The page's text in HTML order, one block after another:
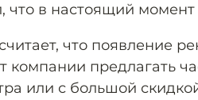
что в настоящий
что появление
компании предлагать
или с большой